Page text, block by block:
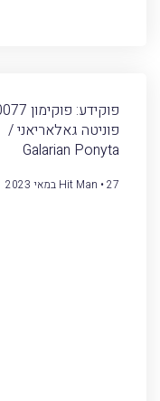
פוניטה גאלאריאני /
Galarian Ponyta
Hit Man 27 במאי 2023